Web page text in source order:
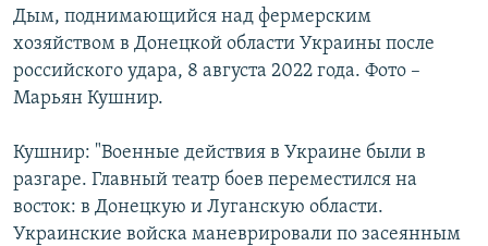
Дым, поднимающийся над фермерским
хозяйством в Донецкой области Украины после
российского удара, 8 августа 2022 года. Фото –
Марьян Кушнир.
Кушнир: "Военные действия в Украине были в
разгаре. Главный театр боев переместился на
восток: в Донецкую и Луганскую области.
Украинские войска маневрировали по засеянным